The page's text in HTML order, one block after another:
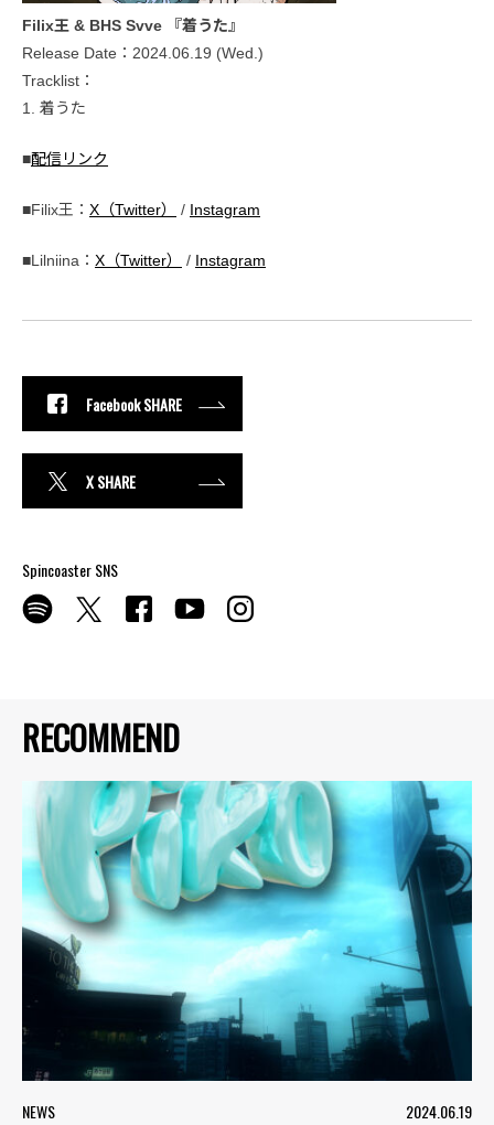
RECOMMEND
NEWS 2024.06.19
Filix王 & BHS Svve 『着うた』
Release Date：2024.06.19 (Wed.)
Tracklist：
1. 着うた
■配信リンク
■Filix王： X（Twitter） / Instagram
■Lilniina： X（Twitter） / Instagram
Facebook SHARE
X SHARE
Spincoaster SNS